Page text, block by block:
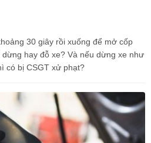
30 giây rồi xuống để mở cốp
hay đỗ xe? Và nếu dừng xe như
có bị CSGT xử phạt?